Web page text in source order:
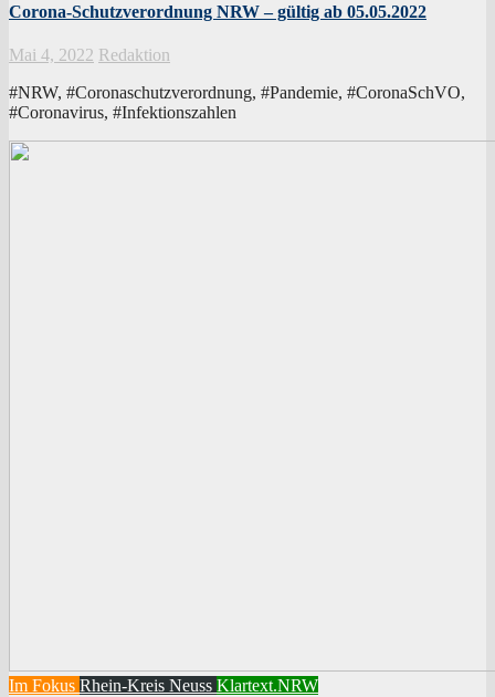
Corona-Schutzverordnung NRW – gültig ab 05.05.2022
Mai 4, 2022 Redaktion
#NRW, #Coronaschutzverordnung, #Pandemie, #CoronaSchVO,
#Coronavirus, #Infektionszahlen
Im Fokus Rhein-Kreis Neuss Klartext.NRW